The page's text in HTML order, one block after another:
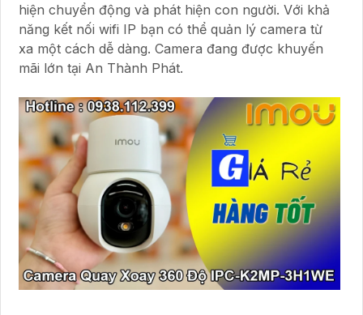
hiện chuyển động và phát hiện con người. Với khả
năng kết nối wifi IP bạn có thể quản lý camera từ
xa một cách dễ dàng. Camera đang được khuyến
mãi lớn tại An Thành Phát.